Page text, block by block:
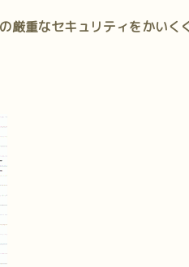
厳重なセキュリティをかい